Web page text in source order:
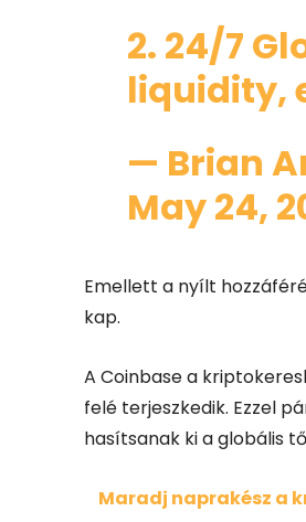
2. 24/7
liquidity,
— Brian
May 24,
Emellett a nyílt
kap.
A Coinbase a
felé terjeszkedik. Ezzel
hasítsanak ki a globális
Maradj naprakész a